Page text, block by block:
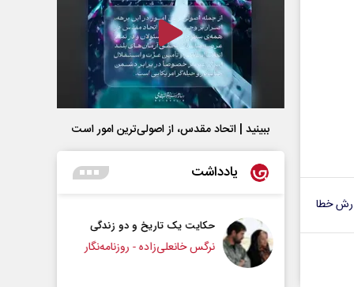
خطا
ببینید | اتحاد مقدس، از اصولی‌ترین امور است
یادداشت
یک تاریخ و دو زندگی
خانعلی‌زاده - روزنامه‌نگار
چرایی عقب‌نشینی ترامپ؟